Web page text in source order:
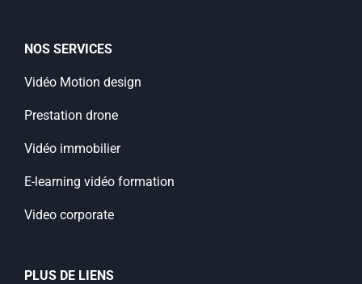
NOS SERVICES
Vidéo Motion design
Prestation drone
Vidéo immobilier
E-learning vidéo formation
Video corporate
PLUS DE LIENS